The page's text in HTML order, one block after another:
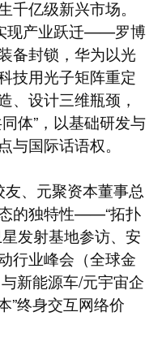
亿级新兴市场。
现产业跃迁——罗博
备封锁，华为以光
技用光子矩阵重定
、设计三维瓶颈，
体”，以基础研发与
国际话语权。
、元聚资本董事总
的独特性——“拓扑
发射基地参访、安
行业峰会（全球金
新能源车/元宇宙企
”终身交互网络价